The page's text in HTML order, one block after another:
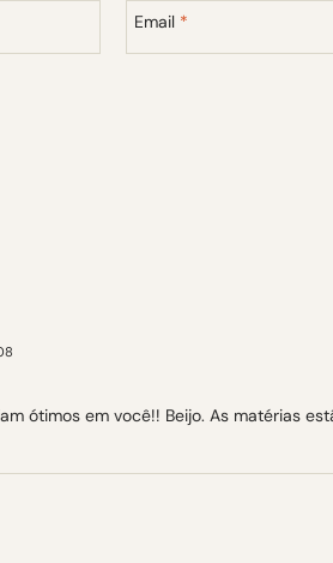
Email *
ótimos em você!! Beijo. As matérias